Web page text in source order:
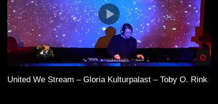
United We Stream – Gloria Kulturpalast – Toby O. Rink